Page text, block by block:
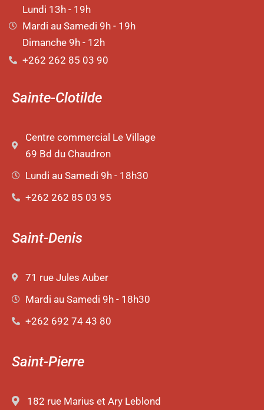
Lundi 13h - 19h
Mardi au Samedi 9h - 19h
Dimanche 9h - 12h
+262 262 85 03 90
Sainte-Clotilde
Centre commercial Le Village
69 Bd du Chaudron
Lundi au Samedi 9h - 18h30
+262 262 85 03 95
Saint-Denis
71 rue Jules Auber
Mardi au Samedi 9h - 18h30
+262 692 74 43 80
Saint-Pierre
182 rue Marius et Ary Leblond